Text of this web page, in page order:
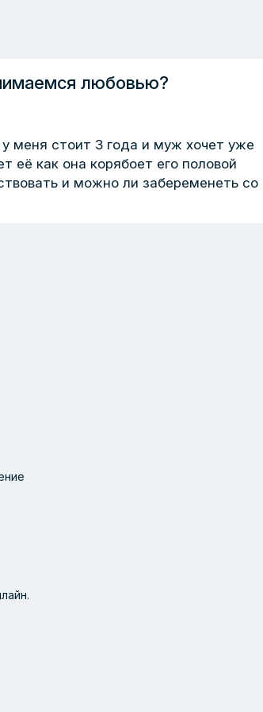
любовью?
меня стоит 3 года и муж хочет уже
её как она корябоет его половой
и можно ли забеременеть со